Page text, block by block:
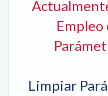
Empleo
Limpiar